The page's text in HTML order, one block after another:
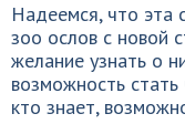
Надеемся, что эта
зоо ослов с новой
желание узнать о
возможность
кто знает,